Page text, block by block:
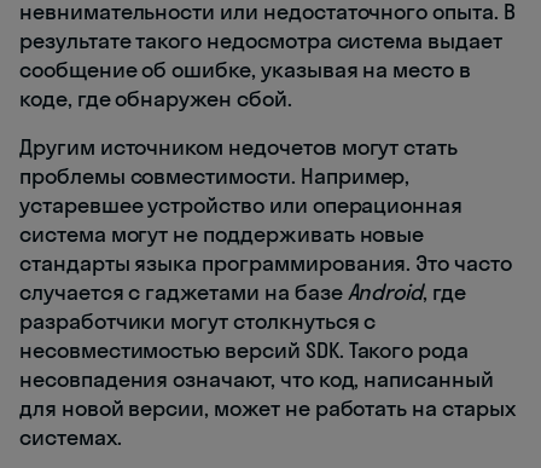
невнимательности или недостаточного опыта. В
результате такого недосмотра система выдает
сообщение об ошибке, указывая на место в
коде, где обнаружен сбой.
Другим источником недочетов могут стать
проблемы совместимости. Например,
устаревшее устройство или операционная
система могут не поддерживать новые
стандарты языка программирования. Это часто
случается с гаджетами на базеAndroid, где
разработчики могут столкнуться с
несовместимостью версий SDK. Такого рода
несовпадения означают, что код, написанный
для новой версии, может не работать на старых
системах.